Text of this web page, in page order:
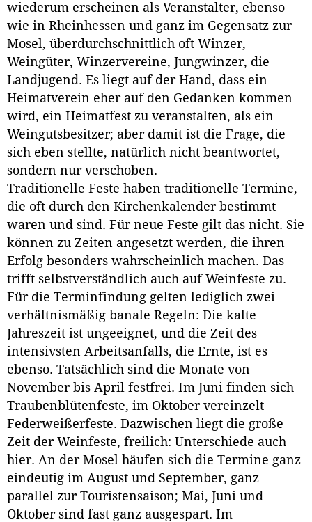
wiederum erscheinen als Veranstalter, ebenso
wie in Rheinhessen und ganz im Gegensatz zur
Mosel, überdurchschnittlich oft Winzer,
Weingüter, Winzervereine, Jungwinzer, die
Landjugend. Es liegt auf der Hand, dass ein
Heimatverein eher auf den Gedanken kommen
wird, ein Heimatfest zu veranstalten, als ein
Weingutsbesitzer; aber damit ist die Frage, die
sich eben stellte, natürlich nicht beantwortet,
sondern nur verschoben.
Traditionelle Feste haben traditionelle Termine,
die oft durch den Kirchenkalender bestimmt
waren und sind. Für neue Feste gilt das nicht. Sie
können zu Zeiten angesetzt werden, die ihren
Erfolg besonders wahrscheinlich machen. Das
trifft selbstverständlich auch auf Weinfeste zu.
Für die Terminfindung gelten lediglich zwei
verhältnismäßig banale Regeln: Die kalte
Jahreszeit ist ungeeignet, und die Zeit des
intensivsten Arbeitsanfalls, die Ernte, ist es
ebenso. Tatsächlich sind die Monate von
November bis April festfrei. Im Juni finden sich
Traubenblütenfeste, im Oktober vereinzelt
Federweißerfeste. Dazwischen liegt die große
Zeit der Weinfeste, freilich: Unterschiede auch
hier. An der Mosel häufen sich die Termine ganz
eindeutig im August und September, ganz
parallel zur Touristensaison; Mai, Juni und
Oktober sind fast ganz ausgespart. Im